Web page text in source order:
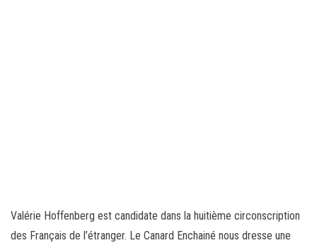
Valérie Hoffenberg est candidate dans la huitième circonscription
des Français de l’étranger. Le Canard Enchainé nous dresse une